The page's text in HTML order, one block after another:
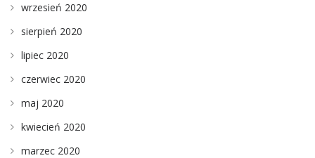
wrzesień 2020
sierpień 2020
lipiec 2020
czerwiec 2020
maj 2020
kwiecień 2020
marzec 2020